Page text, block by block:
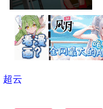
超云